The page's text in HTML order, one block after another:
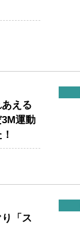
える
運動
「ス